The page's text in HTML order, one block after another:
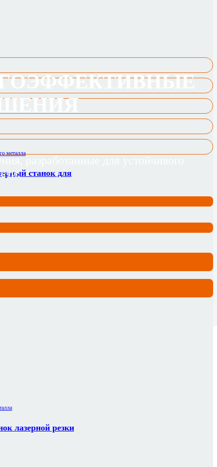
станок для
лазерной резки
разработанные для устойчивого